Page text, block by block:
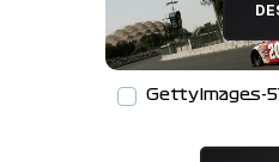
GettyImages-